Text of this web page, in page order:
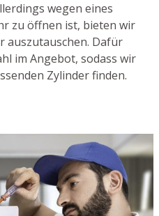
wegen eines
zu öffnen ist, bieten wir
auszutauschen. Dafür
im Angebot, sodass wir
Zylinder finden.